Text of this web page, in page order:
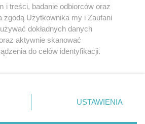
2026 Grupa ZPR Media
i treści, badanie odbiorców oraz
zgodą Użytkownika my i Zaufani
dokładnych danych
aktywnie skanować
do celów identyfikacji.
przycisk ustawień prywatności
dolnym rogu strony
danych nie wymagają zgody
USTAWIENIA